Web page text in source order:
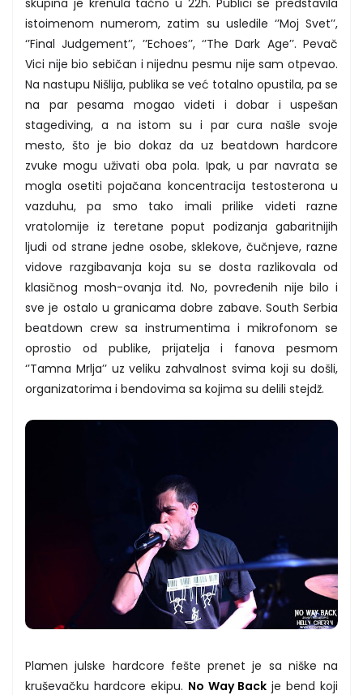
skupina je krenula tačno u 22h. Publici se predstavila
istoimenom numerom, zatim su usledile ‘’Moj Svet’’,
‘’Final Judgement’’, ’’Echoes’’, ‘’The Dark Age’’. Pevač
Vici nije bio sebičan i nijednu pesmu nije sam otpevao.
Na nastupu Nišlija, publika se već totalno opustila, pa se
na par pesama mogao videti i dobar i uspešan
stagediving, a na istom su i par cura našle svoje
mesto, što je bio dokaz da uz beatdown hardcore
zvuke mogu uživati oba pola. Ipak, u par navrata se
mogla osetiti pojačana koncentracija testosterona u
vazduhu, pa smo tako imali prilike videti razne
vratolomije iz teretane poput podizanja gabaritnijih
ljudi od strane jedne osobe, sklekove, čučnjeve, razne
vidove razgibavanja koja su se dosta razlikovala od
klasičnog mosh-ovanja itd. No, povređenih nije bilo i
sve je ostalo u granicama dobre zabave. South Serbia
beatdown crew sa instrumentima i mikrofonom se
oprostio od publike, prijatelja i fanova pesmom
‘’Tamna Mrlja’’ uz veliku zahvalnost svima koji su došli,
organizatorima i bendovima sa kojima su delili stejdž.
Plamen julske hardcore fešte prenet je sa niške na
kruševačku hardcore ekipu. No Way Back je bend koji